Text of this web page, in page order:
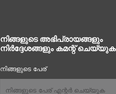
നിങ്ങളുടെ അഭിപ്രായങ്ങളും
നിർദ്ദേശങ്ങളും കമന്റ് ചെയ്യുക
നിങ്ങളുടെ പേര്